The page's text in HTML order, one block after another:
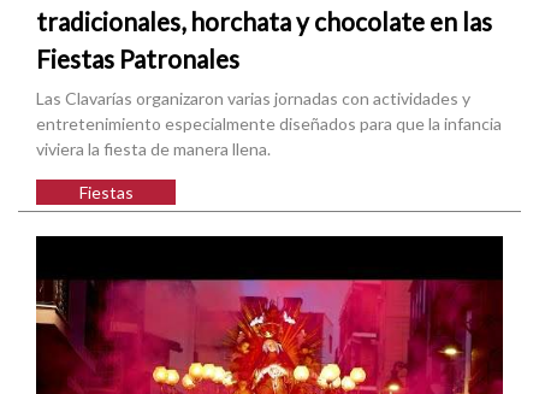
tradicionales, horchata y chocolate en las
Fiestas Patronales
Las Clavarías organizaron varias jornadas con actividades y
entretenimiento especialmente diseñados para que la infancia
viviera la fiesta de manera llena.
Fiestas